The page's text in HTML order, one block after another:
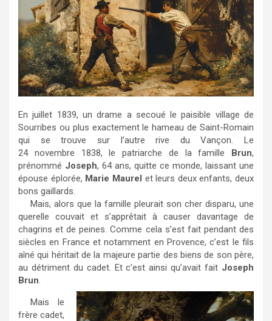
b
o
o
k
t
e
r
l
En juillet 1839, un drame a secoué le paisible village de
Sourribes ou plus exactement le hameau de Saint-Romain
qui se trouve sur l’autre rive du Vançon. Le
24 novembre 1838, le patriarche de la famille Brun,
prénommé Joseph, 64 ans, quitte ce monde, laissant une
épouse éplorée, Marie Maurel et leurs deux enfants, deux
bons gaillards.
Mais, alors que la famille pleurait son cher disparu, une
querelle couvait et s’apprêtait à causer davantage de
chagrins et de peines. Comme cela s’est fait pendant des
siècles en France et notamment en Provence, c’est le fils
aîné qui héritait de la majeure partie des biens de son père,
au détriment du cadet. Et c’est ainsi qu’avait fait Joseph
Brun
Mais le
frère cadet,